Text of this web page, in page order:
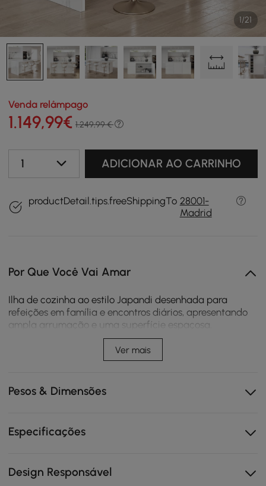
1/21
Venda relâmpago
1.149,99€ 1.249,99 €
1 ADICIONAR AO CARRINHO
productDetail.tips.freeShippingTo 28001-
Madrid
Por Que Você Vai Amar
Ilha de cozinha ao estilo Japandi desenhada para
refeições em família e encontros diários, apresentando
ampla arrumação e uma superfície espaçosa.
Disponível com acabamentos em madeira e pedra
sinterizada, com opções de disposição à esquerda ou
direita para se adaptar a diferentes espaços na cozinha.
A superfície espaçosa suporta refeições em família,
refeições casuais e encontros.
sinterizada para combinar com diferentes estilos.
Gavetas, armários e prateleiras proporcionam
Ver mais
Pesos & Dimensões
Especificações
Design Responsável